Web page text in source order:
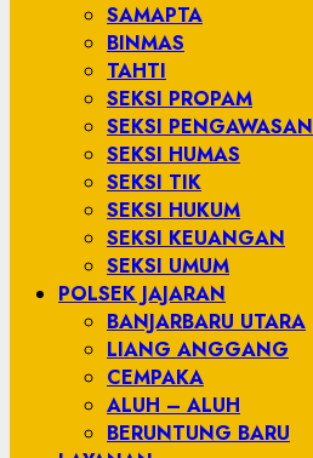
SAMAPTA
BINMAS
TAHTI
SEKSI PROPAM
SEKSI PENGAWASAN
SEKSI HUMAS
SEKSI TIK
SEKSI HUKUM
SEKSI KEUANGAN
SEKSI UMUM
POLSEK JAJARAN
BANJARBARU UTARA
LIANG ANGGANG
CEMPAKA
ALUH – ALUH
BERUNTUNG BARU